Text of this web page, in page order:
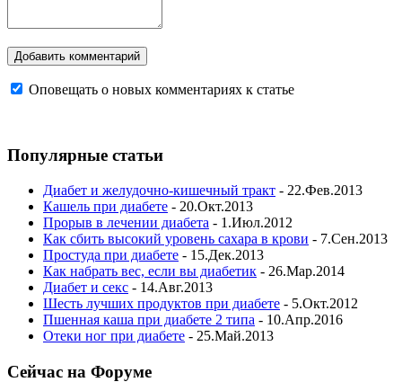
Оповещать о новых комментариях к статье
Популярные статьи
Диабет и желудочно-кишечный тракт - 22.Фев.2013
Кашель при диабете - 20.Окт.2013
Прорыв в лечении диабета - 1.Июл.2012
Как сбить высокий уровень сахара в крови - 7.Сен.2013
Простуда при диабете - 15.Дек.2013
Как набрать вес, если вы диабетик - 26.Мар.2014
Диабет и секс - 14.Авг.2013
Шесть лучших продуктов при диабете - 5.Окт.2012
Пшенная каша при диабете 2 типа - 10.Апр.2016
Отеки ног при диабете - 25.Май.2013
Сейчас на Форуме